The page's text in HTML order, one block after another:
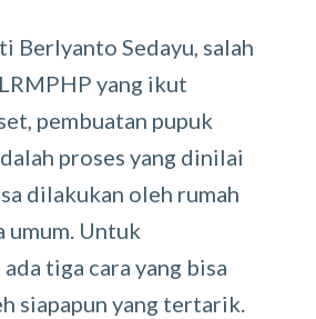
Berlyanto Sedayu, salah
yang ikut
pembuatan pupuk
proses yang dinilai
dilakukan oleh rumah
umum. Untuk
tiga cara yang bisa
siapapun yang tertarik.